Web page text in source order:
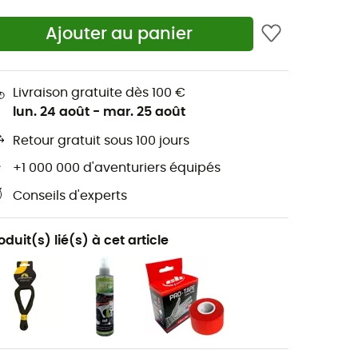
Ajouter au panier
Livraison gratuite dès 100 €
lun. 24 août - mar. 25 août
Retour gratuit sous 100 jours
+1 000 000 d'aventuriers équipés
Conseils d'experts
lié(s) à cet article